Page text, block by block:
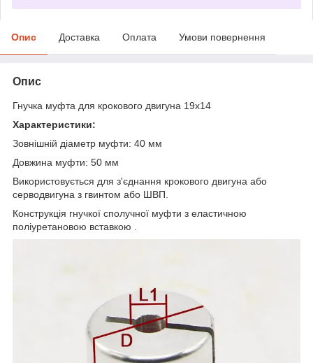
Опис Доставка Оплата Умови повернення
Опис
Гнучка муфта для крокового двигуна 19х14
Характеристики:
Зовнішній діаметр муфти: 40 мм
Довжина муфти: 50 мм
Використовується для з'єднання крокового двигуна або
серводвигуна з гвинтом або ШВП.
Конструкція гнучкої сполучної муфти з еластичною
поліуретановою вставкою .